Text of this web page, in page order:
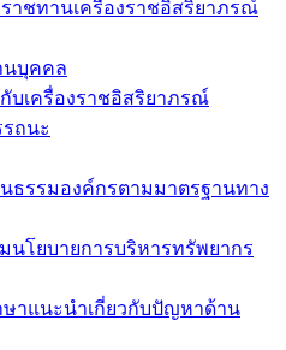
าชทานเครื่องราชอิสริยาภรณ์
นบุคคล
บเครื่องราชอิสริยาภรณ์
ถนะ
ธรรมองค์กรตามมาตรฐานทาง
นโยบายการบริหารทรัพยากร
าแนะนำเกี่ยวกับปัญหาด้าน